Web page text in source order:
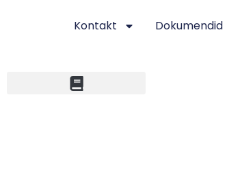
Kontakt Dokumendid